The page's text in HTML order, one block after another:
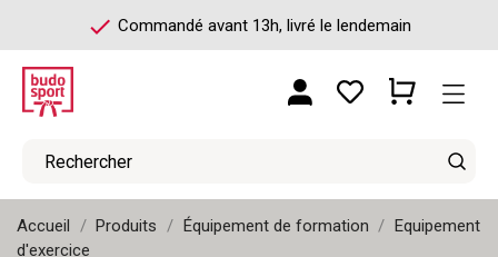
check Commandé avant 13h, livré le lendemain
Accueil Produits Équipement de formation
Equipement
d'exercice